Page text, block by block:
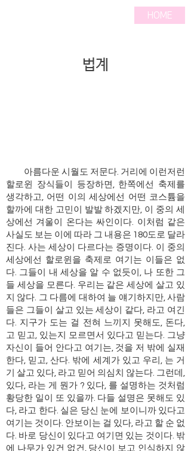
HOME
법계
아름다운 시월도 저문다. 거리에 이런저런
할로윈 장식들이 등장하면, 한쪽에선 축제를
생각하고, 어떤 이의 세상에선 어떤 코스튬을
할까에 대한 고민이 발발 하겠지만, 이 중의 세
상에선 겨울이 온다는 싸인이다. 이처럼 같은
사실도 보는 이에 따라 그 내용은 180도로 달라
진다. 사는 세상이 다르다는 증명이다. 이 중의
세상에선 할로윈을 축제로 여기는 이들은 없
다. 그들이 내 세상을 알 수 없듯이, 나 또한 그
들 세상을 모른다. 우리는 같은 세상에 살고 있
지 않다. 그 다름에 대하여 늘 얘기하지만, 사람
들은 그들이 살고 있는 세상이 같다, 라고 여긴
다. 지구가 도는 걸 전혀 느끼지 못해도, 돈다,
고 믿고, 있는지 모르면서 있다고 믿는다. 그냥
자신이 들어 안다고 여기는, 것을 저 밖에 실재
한다, 믿고, 산다. 밖에 세계가 있고 우리, 는 거
기 살고 있다, 라고 믿어 의심치 않는다. 그런데,
있다, 라는 게 뭔가 ? 있다, 를 설명하는 것처럼
황당한 일이 또 있을까. 다들 설명은 못해도 있
다, 라고 한다. 실은 당신 눈에 보이니까 있다고
여기는 것이다. 안보이는 걸 있다, 라고 할 순 없
다. 바로 당신이 있다고 여기면 있는 것이다. 밖
에 나무가 있건 없건, 당신이 보고 인식하지 않